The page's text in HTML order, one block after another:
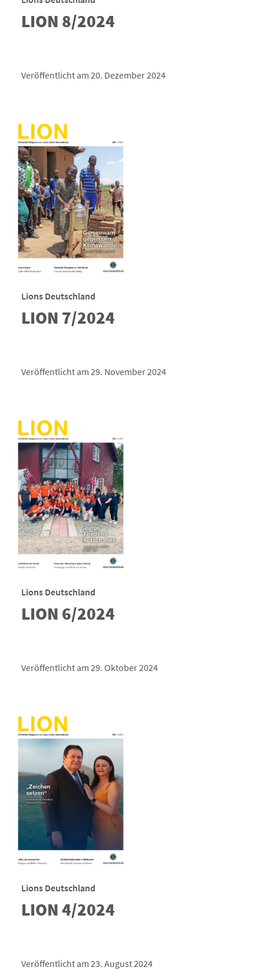
LION 8/2024
Veröffentlicht am 20. Dezember 2024
Lions Deutschland
LION 7/2024
Veröffentlicht am 29. November 2024
Lions Deutschland
LION 6/2024
Veröffentlicht am 29. Oktober 2024
Lions Deutschland
LION 4/2024
Veröffentlicht am 23. August 2024